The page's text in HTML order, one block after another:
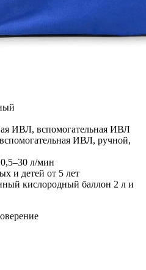
ИВЛ, вспомогательная ИВЛ
ИВЛ, ручной,
л/мин
и детей от 5 лет
кислородный баллон 2 л и